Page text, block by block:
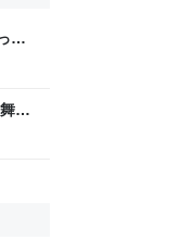
て
台
ン